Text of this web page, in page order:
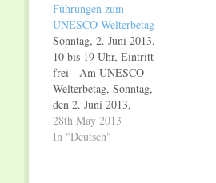
vor der Oper
Führungen zur
Ausstellung "Allen
Jones – Off the Wall".
Diese Führungen sind
für "Rigoletto"-
Besucher komplett
kostenfrei (für die
Führung muss auch
Führungen zum
UNESCO-Welterbetag
Sonntag, 2. Juni 2013,
10 bis 19 Uhr, Eintritt
frei Am UNESCO-
Welterbetag, Sonntag,
den 2. Juni 2013,
bietet das
Weltkulturerbe
28th May 2013
In "Deutsch"